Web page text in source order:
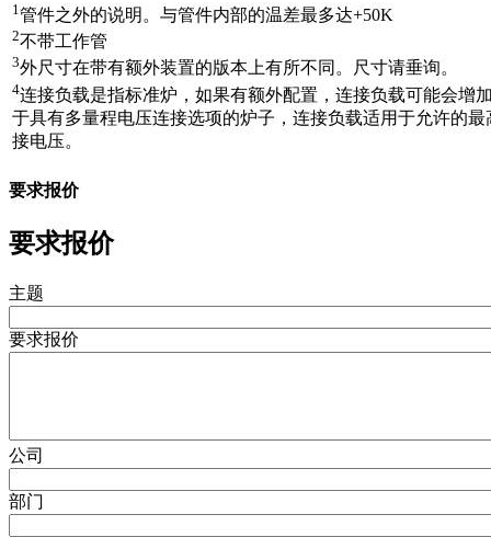
1 管件之外的说明。与管件内部的温差最多达+50K
2不带工作管
3外尺寸在带有额外装置的版本上有所不同。尺寸请垂询。
4连接负载是指标准炉，如果有额外配置，连接负载可能会增
于具有多量程电压连接选项的炉子，连接负载适用于允许的最
接电压。
要求报价
要求报价
主题
要求报价
公司
部门